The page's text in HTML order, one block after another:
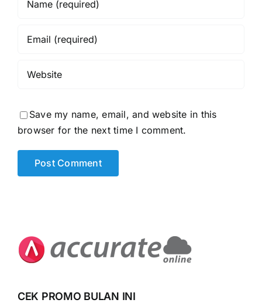
Save my name, email, and website in this
browser for the next time I comment.
CEK PROMO BULAN INI